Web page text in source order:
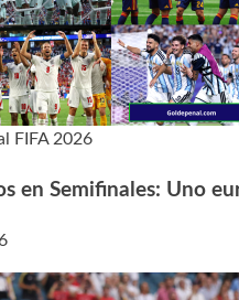
FIFA 2026
en Semifinales: Uno